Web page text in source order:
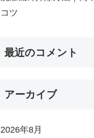
コツ
最近のコメント
アーカイブ
2026年8月